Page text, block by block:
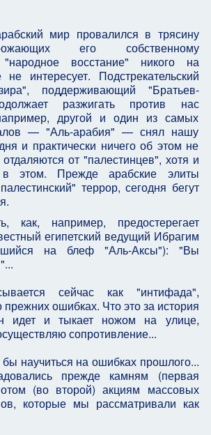
мир провалился в трясину
его собственному
"народное восстание" никого на
интересует. Подстрекательский
поддерживающий "Братьев-
разжигать против нас
другой и один из самых
— "Аль-арабия" — снял нашу
и практически ничего об этом не
от "палестинцев", хотя и
этом. Прежде арабские элиты
террор, сегодня бегут
как, например, предостерегает
египетский ведущий Ибрагим
на блеф "Аль-Аксы"): "Вы
сейчас как "интифада",
ошибках. Что это за история
идет и тыкает ножом на улице,
сопротивление...
научиться на ошибках прошлого...
прежде камням (первая
(во второй) акциям массовых
которые мы рассматривали как